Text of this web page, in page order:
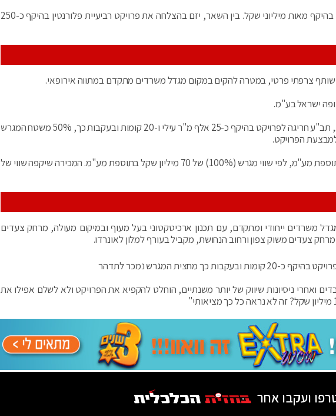
יצוין, כי גורסד מעורב בהשקעות בישראל בהיקף מאות מיליוני שקל. בין השאר, יזם בהצלחה את פרויקט רביעיית פלורנטין בהיקף כ-250
צרפתי פרטי, במטרה להקים במקום מגדל משרדים מתקדם במתווה אירופאי.
ישראל בע"מ.
במאי 2018 אישרה הועדה המקומית ת"א, תב"ע חריגה לפרויקט בהיקף כ-25 אלף מ"ר עילי ו-20 קומות ובעקבות כך, 50% משטח המגרש
הפרויקט.
מחיר העסקה נקבע ל-36.5 מיליון שקל בתוספת מע"מ, לפי שווי מגרש (100%) של 70 מיליון שקל בתוספת מע"מ. המכירה שיקפה שווי של
משרדים ייחודי ומתקדם, עם תכנון ארכיטקטוני בעל מעוף ובמיקום מעולה, מרחק צעדים
צעדים משוק צפון ורחוב הנחושת, מקביל בעורף למלון לאונרדו.
ואחרי ניסיונות שיווק של יותר משנתיים, הוחלט להקפיא את הפרויקט ולא לשלם אפילו את
ועקבו אחר